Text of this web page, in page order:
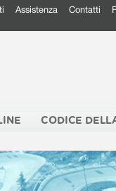
Assistenza Contatti
CODICE